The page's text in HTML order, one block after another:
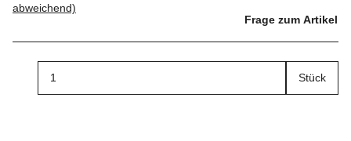
abweichend)
Frage zum Artikel
Stück